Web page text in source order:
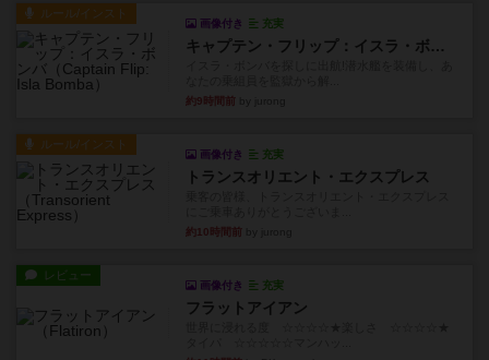
ルール/インスト
画像付き 充実
キャプテン・フリップ：イスラ・ボンバ
約9時間前
ルール/インスト
画像付き 充実
トランスオリエント・エクスプレス
約10時間前
レビュー
画像付き 充実
フラットアイアン